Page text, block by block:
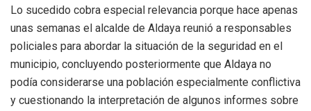
Lo sucedido cobra especial relevancia porque hace apenas
unas semanas el alcalde de Aldaya reunió a responsables
policiales para abordar la situación de la seguridad en el
municipio, concluyendo posteriormente que Aldaya no
podía considerarse una población especialmente conflictiva
y cuestionando la interpretación de algunos informes sobre